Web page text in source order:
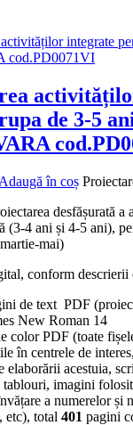
de 3-5
Adaugă în coș
desfășurată a
(3-4 ani și 4-5 ani),
mai)
conform descrierii
de text PDF
New Roman 14
color PDF (toate
în centrele de
elaborării acestuia,
tablouri, imagini
a numerelor și
etc), total 401 pagini